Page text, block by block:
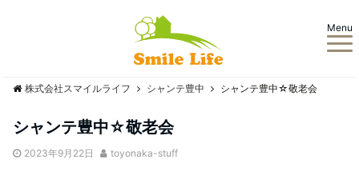
Menu
株式会社スマイルライフ シャンテ豊中 シャンテ豊中☆敬老会
シャンテ豊中☆敬老会
2023年9月22日 toyonaka-stuff